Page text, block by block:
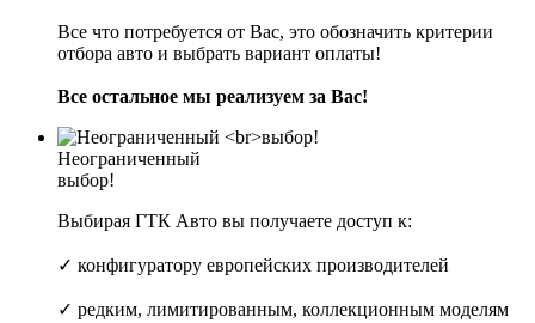
Все что потребуется от Вас, это обозначить критерии
отбора авто и выбрать вариант оплаты!
Все остальное мы реализуем за Вас!
Неограниченный
выбор!
Выбирая ГТК Авто вы получаете доступ к:
✓ конфигуратору европейских производителей
✓ редким, лимитированным, коллекционным моделям